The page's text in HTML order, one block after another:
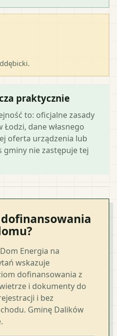
.
praktycznie
to: oficjalne zasady
Łodzi, dane własnego
oferta urządzenia lub
gminy nie zastępuje tej
Energia na
wskazuje
dofinansowania z
i dokumenty do
i bez
Gminę Dalików